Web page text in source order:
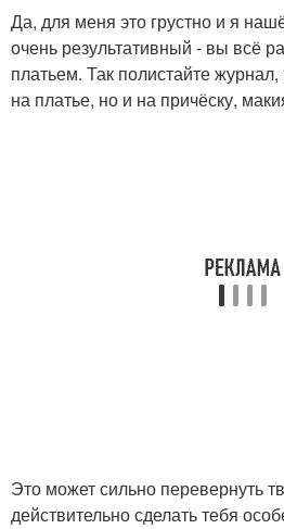
Да, для меня это грустно и я
очень результативный - вы всё
платьем. Так полистайте
на платье, но и на причёску,
Это может сильно перевернуть
действительно сделать тебя